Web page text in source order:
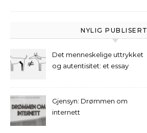
NYLIG PUBLISERT
Det menneskelige uttrykket
og autentisitet: et essay
Gjensyn: Drømmen om
internett